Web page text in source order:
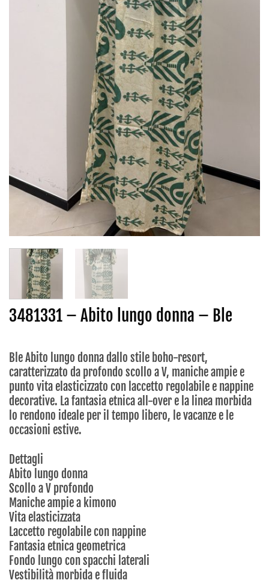
3481331 – Abito lungo donna – Ble
Ble Abito lungo donna dallo stile boho-resort,
caratterizzato da profondo scollo a V, maniche ampie e
punto vita elasticizzato con laccetto regolabile e nappine
decorative. La fantasia etnica all-over e la linea morbida
lo rendono ideale per il tempo libero, le vacanze e le
occasioni estive.
Dettagli
Abito lungo donna
Scollo a V profondo
Maniche ampie a kimono
Vita elasticizzata
Laccetto regolabile con nappine
Fantasia etnica geometrica
Fondo lungo con spacchi laterali
Vestibilità morbida e fluida